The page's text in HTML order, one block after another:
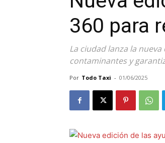
360 para
La ciudad lanza la
contaminantes y
Por Todo Taxi - 01/06/2025